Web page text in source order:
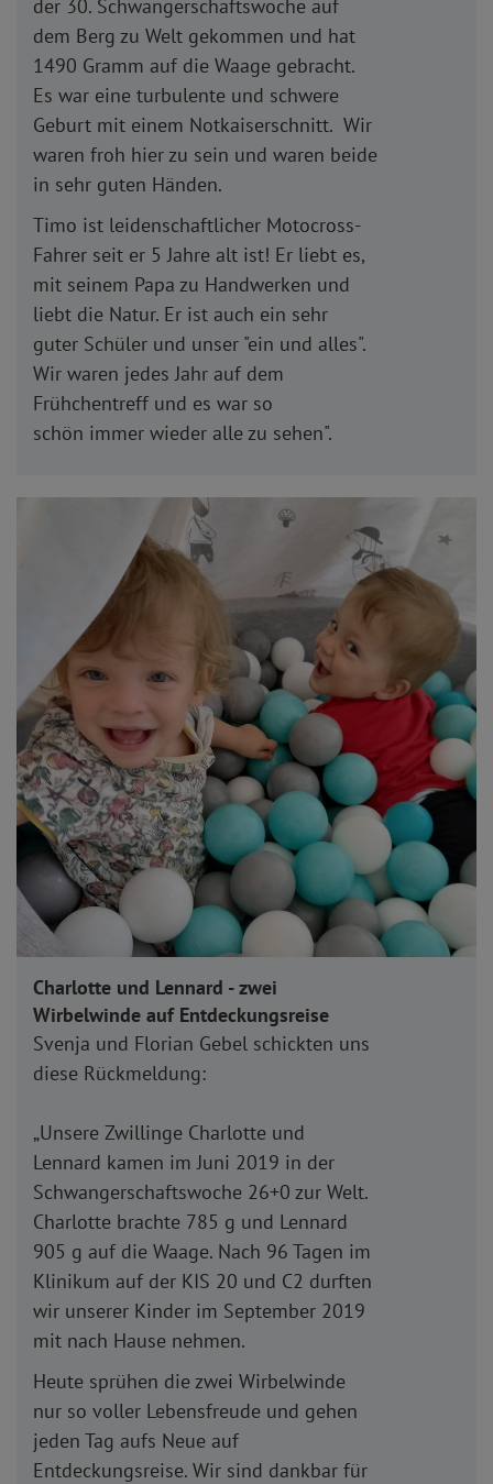
der 30. Schwangerschaftswoche auf
dem Berg zu Welt gekommen und hat
1490 Gramm auf die Waage gebracht.
Es war eine turbulente und schwere
Geburt mit einem Notkaiserschnitt. Wir
waren froh hier zu sein und waren beide
in sehr guten Händen.
Timo ist leidenschaftlicher Motocross-
Fahrer seit er 5 Jahre alt ist! Er liebt es,
mit seinem Papa zu Handwerken und
liebt die Natur. Er ist auch ein sehr
guter Schüler und unser "ein und alles".
Wir waren jedes Jahr auf dem
Frühchentreff und es war so
schön immer wieder alle zu sehen".
Charlotte und Lennard - zwei
Wirbelwinde auf Entdeckungsreise
Svenja und Florian Gebel schickten uns
diese Rückmeldung:
„Unsere Zwillinge Charlotte und
Lennard kamen im Juni 2019 in der
Schwangerschaftswoche 26+0 zur Welt.
Charlotte brachte 785 g und Lennard
905 g auf die Waage. Nach 96 Tagen im
Klinikum auf der KIS 20 und C2 durften
wir unserer Kinder im September 2019
mit nach Hause nehmen.
Heute sprühen die zwei Wirbelwinde
nur so voller Lebensfreude und gehen
jeden Tag aufs Neue auf
Entdeckungsreise. Wir sind dankbar für